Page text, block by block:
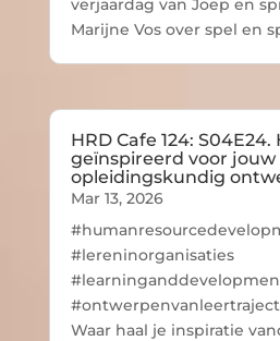
Marijne Vos over spel en
HRD Cafe 124:
geïnspireerd voor jouw
opleidingskundig
Mar 13, 2026
#lereninorganisaties
Waar haal je inspiratie